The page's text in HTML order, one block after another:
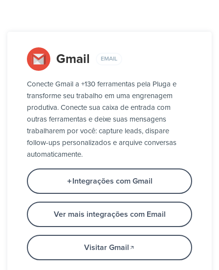
Gmail EMAIL
Conecte Gmail a +130 ferramentas pela Pluga e
transforme seu trabalho em uma engrenagem
produtiva. Conecte sua caixa de entrada com
outras ferramentas e deixe suas mensagens
trabalharem por você: capture leads, dispare
follow-ups personalizados e arquive conversas
automaticamente.
Integrações com Gmail
Ver mais integrações com Email
Visitar Gmail